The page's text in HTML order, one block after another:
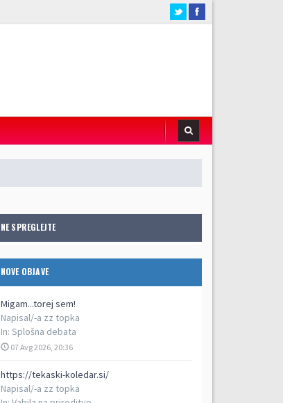
NE SPREGLEJTE
NOVE OBJAVE
Migam...torej sem!
Napisal/-a zz topka
In: Splošna debata
07 Avg 2026, 20:36
https://tekaski-koledar.si/
Napisal/-a zz topka